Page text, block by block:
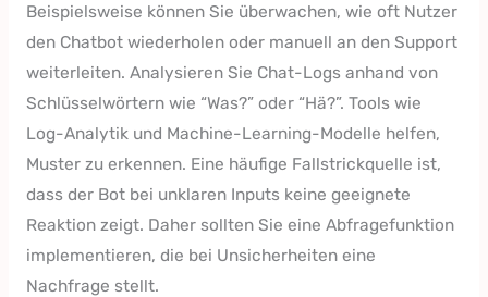
Beispielsweise können Sie überwachen, wie oft Nutzer
den Chatbot wiederholen oder manuell an den Support
weiterleiten. Analysieren Sie Chat-Logs anhand von
Schlüsselwörtern wie “Was?” oder “Hä?”. Tools wie
Log-Analytik und Machine-Learning-Modelle helfen,
Muster zu erkennen. Eine häufige Fallstrickquelle ist,
dass der Bot bei unklaren Inputs keine geeignete
Reaktion zeigt. Daher sollten Sie eine Abfragefunktion
implementieren, die bei Unsicherheiten eine
Nachfrage stellt.